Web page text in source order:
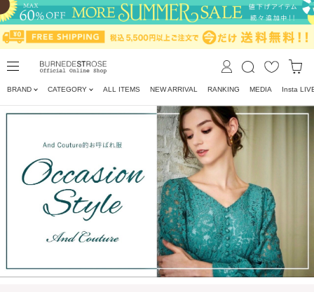
BRAND CATEGORY ALL ITEMS NEW ARRIVAL RANKING MEDIA Insta